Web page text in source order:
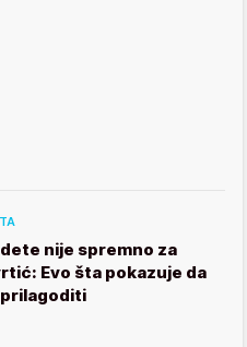
nije spremno za
Evo šta pokazuje da